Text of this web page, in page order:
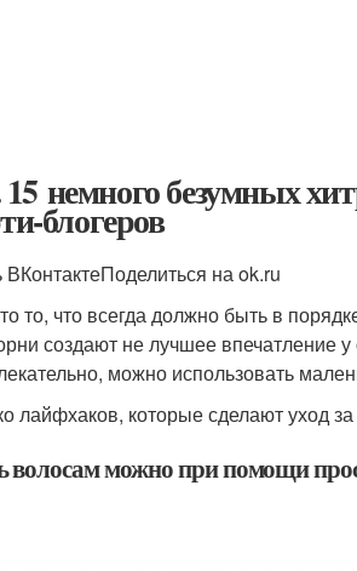
немного безумных
блогеров
на ok.ru
то, что всегда должно быть в
создают не лучшее впечатление
можно использовать
лайфхаков, которые сделают уход
волосам можно при помощи